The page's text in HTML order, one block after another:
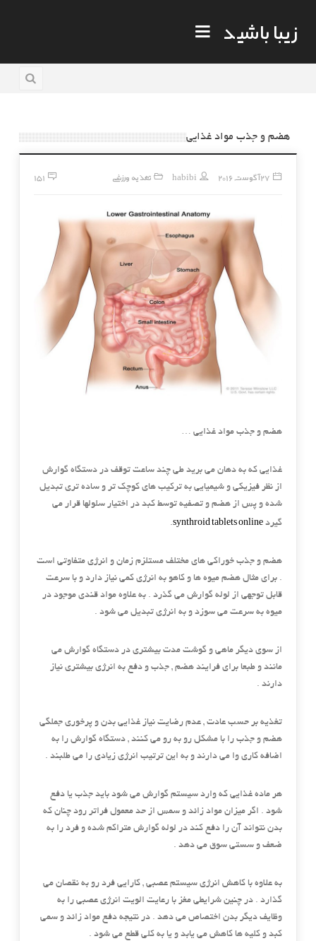
زیبا باشید
هضم و جذب مواد غذایی
27 آگوست, 2016 habibi تغذیه ورزشی 151
هضم و جذب مواد غذایی …
غذایی که به دهان می برید طی چند ساعت توقف در دستگاه گوارش
از نظر فیزیکی و شیمیایی به ترکیب های کوچک تر و ساده تری تبدیل
شده و پس از هضم و تصفیه توسط کبد در اختیار سلولها قرار می
گیرد synthroid tablets online
.
هضم و جذب خوراکی های مختلف مستلزم زمان و انرژی متفاوتی است
. برای مثال هضم میوه ها و کاهو به انرژی کمی نیاز دارد و با سرعت
قابل توجهی از لوله گوارش می گذرد . به علاوه مواد قندی موجود در
میوه به سرعت می سوزد و به انرژی تبدیل می شود .
از سوی دیگر ماهی و گوشت مدت بیشتری در دستگاه گوارش می
مانند و طبعا برای فرایند هضم , جذب و دفع به انرژی بیشتری نیاز
دارند .
تغذیه بر حسب عادت , عدم رضایت نیاز غذایی بدن و پرخوری جملگی
هضم و جذب را با مشکل رو به رو می کنند , دستگاه گوارش را به
اضافه کاری وا می دارند و به این ترتیب انرژی زیادی را می طلبند .
هر ماده غذایی که وارد سیستم گوارش می شود باید جذب یا دفع
شود . اگر میزان مواد زائد و سمس از حد معمول فراتر رود چنان که
بدن نتواند آن را دفع کند در لوله گوارش متراکم شده و فرد را به
ضعف و سستی سوق می دهد .
به علاوه با کاهش انرژی سیستم عصبی , کارایی فرد رو به نقصان می
گذارد . در چنین شرایطی مغز با رعایت الویت انرژی عصبی را به
وظایف دیگر بدن اختصاص می دهد . در نتیجه دفع مواد زائد و سمی
کبد و کلیه ها کاهش می یابد و یا به کلی قطع می شود .